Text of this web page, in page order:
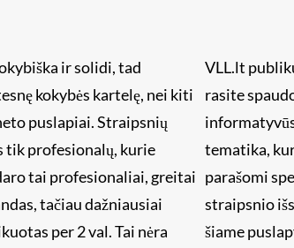
ir solidi, tad
kokybės kartelę, nei kiti
puslapiai. Straipsnių
tik profesionalų, kurie
tai profesionaliai, greitai
tačiau dažniausiai
per 2 val. Tai nėra
VLL.lt
rasite
tematika,
parašomi
straipsnio
šiame